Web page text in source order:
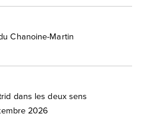
Chanoine-Martin
dans les deux sens
2026